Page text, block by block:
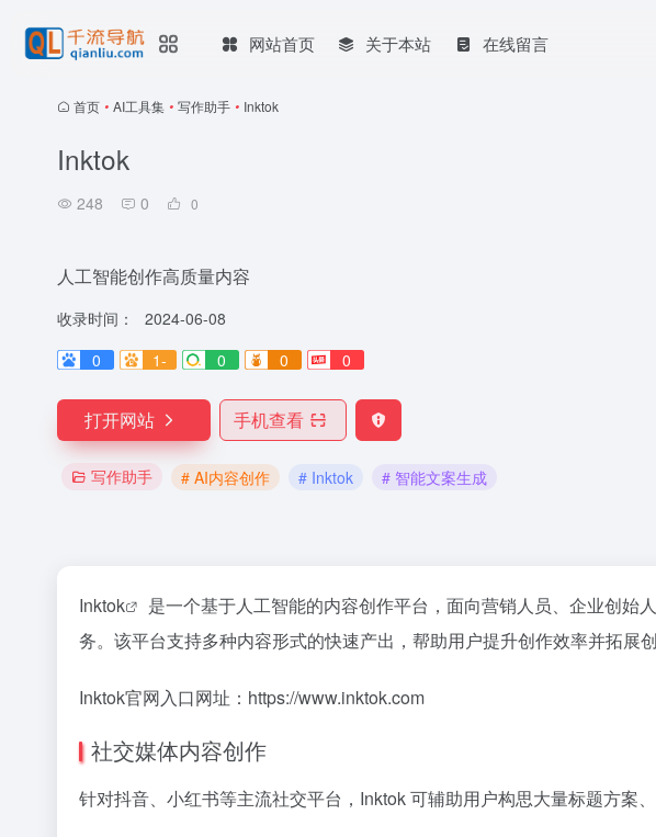
网站首页 关于本站 在线留言
首页 • AI工具集 • 写作助手 • Inktok
Inktok
248 0 0
人工智能创作高质量内容
收录时间：
2024-06-08
0
1- 0 0 0
打开网站 手机查看
写作助手 # AI内容创作 # Inktok # 智能文案生成
Inktok
是一个基于人工智能的内容创作平台，面向营销人员、企业创始
务。该平台支持多种内容形式的快速产出，帮助用户提升创作效率并拓展创
Inktok官网入口网址：https://www.inktok.com
社交媒体内容创作
针对抖音、小红书等主流社交平台，Inktok 可辅助用户构思大量标题方案